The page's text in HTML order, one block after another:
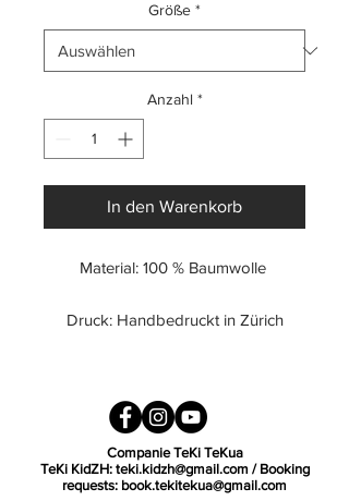
Größe *
Anzahl *
In den Warenkorb
Material: 100 % Baumwolle
Druck: Handbedruckt in Zürich
Links waschen und bügeln
Gerader schnitt, Unisex
Model trägt Grösse M und ist 176cm
Companie TeKi TeKua
TeKi KidZH: teki.kidzh@gmail.com / Booking
requests: book.tekitekua@gmail.com